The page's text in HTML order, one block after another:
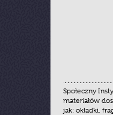
Społeczny
materiałów
jak: okładki,